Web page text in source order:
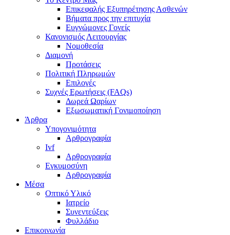
Επικεφαλής Εξυπηρέτησης Ασθενών
Βήματα προς την επιτυχία
Ευγνώμονες Γονείς
Κανονισμός Λειτουργίας
Νομοθεσία
Διαμονή
Προτάσεις
Πολιτική Πληρωμών
Επιλογές
Συχνές Ερωτήσεις (FAQs)
Δωρεά Ωαρίων
Εξωσωματική Γονιμοποίηση
Άρθρα
Υπογονιμότητα
Αρθρογραφία
Ivf
Αρθρογραφία
Εγκυμοσύνη
Αρθρογραφία
Μέσα
Οπτικό Υλικό
Iατρείο
Συνεντεύξεις
Φυλλάδιο
Επικοινωνία